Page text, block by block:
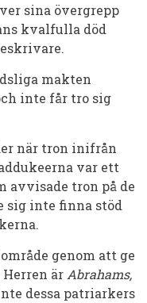
sina över­grepp
kvalfulla död
makten
inte får tro sig
när tron inifrån
var ett
avvisa­de tron på de
sig inte finna stöd
genom att ge
Herren är Abrahams,
dessa patriarkers